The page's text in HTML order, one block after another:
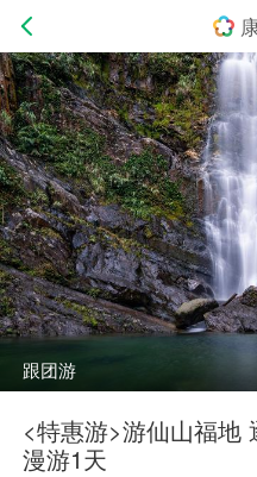
跟团游
<特惠游>游仙山福地
漫游1天